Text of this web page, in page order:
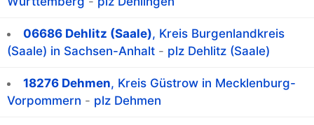
06686 Dehlitz (Saale), Kreis Burgenlandkreis
(Saale) in Sachsen-Anhalt - plz Dehlitz (Saale)
18276 Dehmen, Kreis Güstrow in Mecklenburg-
Vorpommern - plz Dehmen